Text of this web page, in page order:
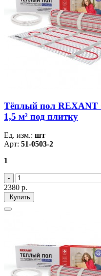
Тёплый пол REXANT
1,5 м² под плитку
Ед. изм.: шт
Арт: 51-0503-2
1
2380 р.
Купить